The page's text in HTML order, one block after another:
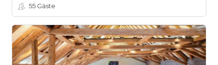
55 Gäste